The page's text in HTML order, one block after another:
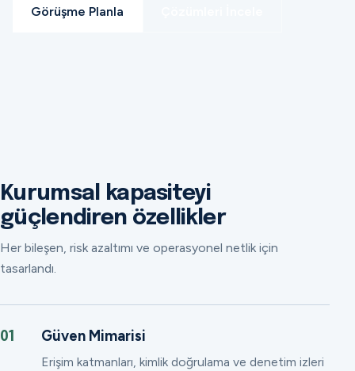
Görüşme Planla
Kurumsal kapasiteyi
güçlendiren özellikler
Her bileşen, risk azaltımı ve operasyonel netlik için
tasarlandı.
01 Güven Mimarisi
Erişim katmanları, kimlik doğrulama ve denetim izleri